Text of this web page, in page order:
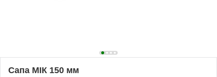
Сапа МІК 150 мм